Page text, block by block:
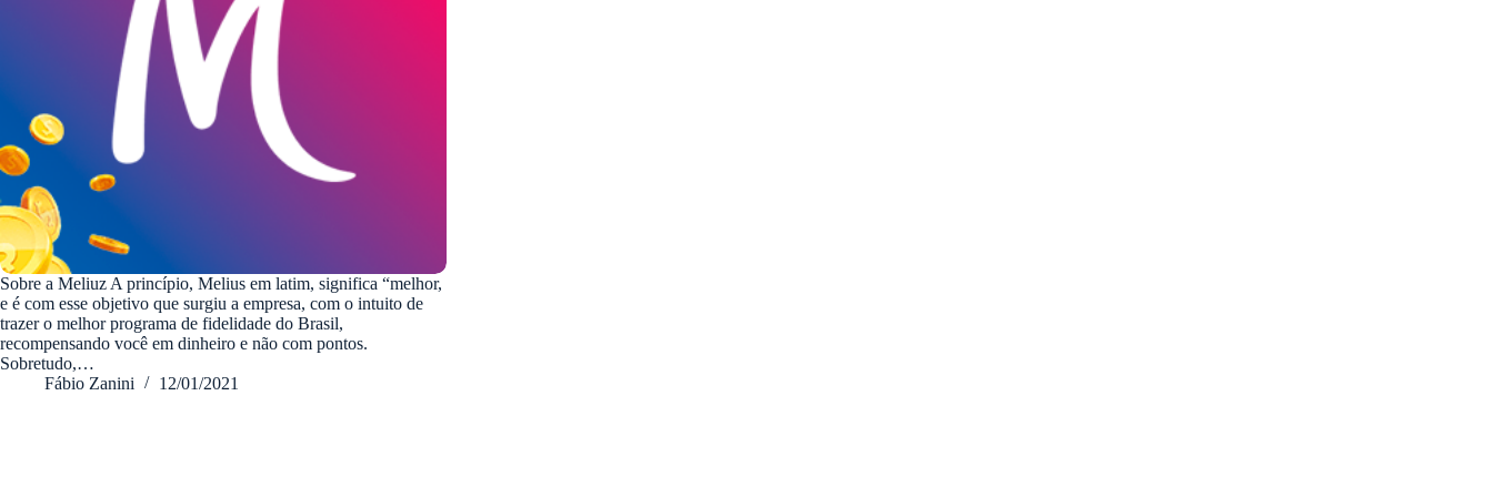
Sobre a Meliuz A princípio, Melius em latim, significa “melhor,
e é com esse objetivo que surgiu a empresa, com o intuito de
trazer o melhor programa de fidelidade do Brasil,
recompensando você em dinheiro e não com pontos.
Sobretudo,…
Fábio Zanini
12/01/2021